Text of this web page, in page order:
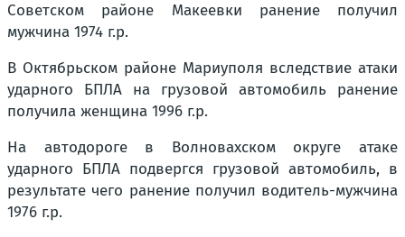
Советском районе Макеевки ранение получил
мужчина 1974 г.р.
В Октябрьском районе Мариуполя вследствие атаки
ударного БПЛА на грузовой автомобиль ранение
получила женщина 1996 г.р.
На автодороге в Волновахском округе атаке
ударного БПЛА подвергся грузовой автомобиль, в
результате чего ранение получил водитель-мужчина
1976 г.р.